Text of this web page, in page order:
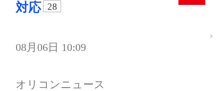
対応
28
08月06日 10:09
オリコンニュース